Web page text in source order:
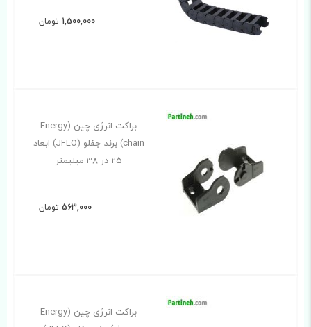
1,500,000 تومان
براکت انرژی چین (Energy
chain) برند جفلو (JFLO) ابعاد
25 در 38 میلیمتر
563,000 تومان
براکت انرژی چین (Energy